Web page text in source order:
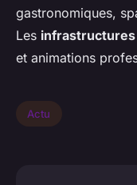
gastronomiques,
Les
et animations
Actu